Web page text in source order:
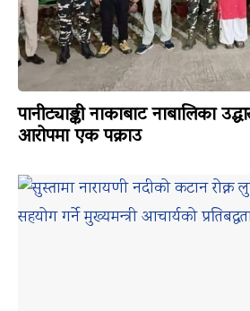
पानीट्याङ्की नाकाबाट नाबालिका
आरोपमा एक पक्राउ